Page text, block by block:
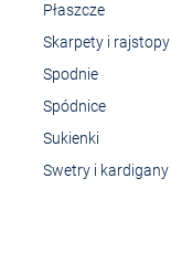
Płaszcze
Skarpety i rajstopy
Spodnie
Spódnice
Sukienki
Swetry i kardigany